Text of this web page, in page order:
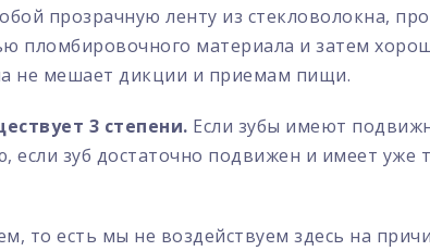
прозрачную ленту из стекловолокна,
пломбировочного материала и затем
не мешает дикции и приемам пищи.
3 степени. Если зубы имеют
зуб достаточно подвижен и имеет уже
то есть мы не воздействуем здесь на